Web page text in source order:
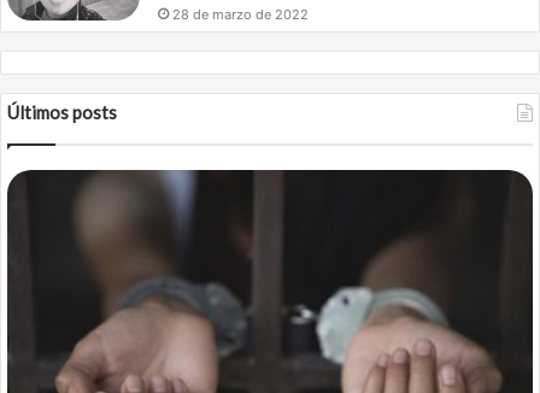
28 de marzo de 2022
Últimos posts